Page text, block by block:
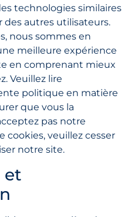
technologies similaires
autres utilisateurs.
nous sommes en
meilleure expérience
en comprenant mieux
Veuillez lire
politique en matière
que vous la
pas notre
cookies, veuillez cesser
notre site.
et